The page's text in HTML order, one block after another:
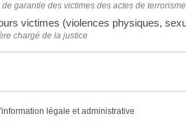
de garantie des victimes des actes de
victimes (violences physiques,
chargé de la justice
légale et administrative